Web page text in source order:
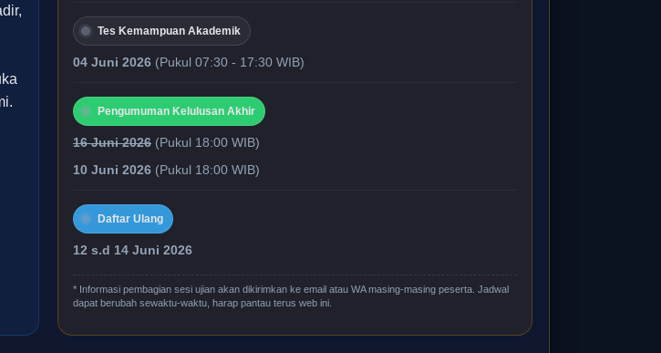
Tes Kemampuan Akademik
04 Juni 2026 (Pukul 07:30 - 17:30 WIB)
Pengumuman Kelulusan Akhir
16 Juni 2026 (Pukul 18:00 WIB)
10 Juni 2026 (Pukul 18:00 WIB)
Daftar Ulang
12 s.d 14 Juni 2026
* Informasi pembagian sesi ujian akan dikirimkan ke email atau WA masing-masing peserta. Jadwal
dapat berubah sewaktu-waktu, harap pantau terus web ini.